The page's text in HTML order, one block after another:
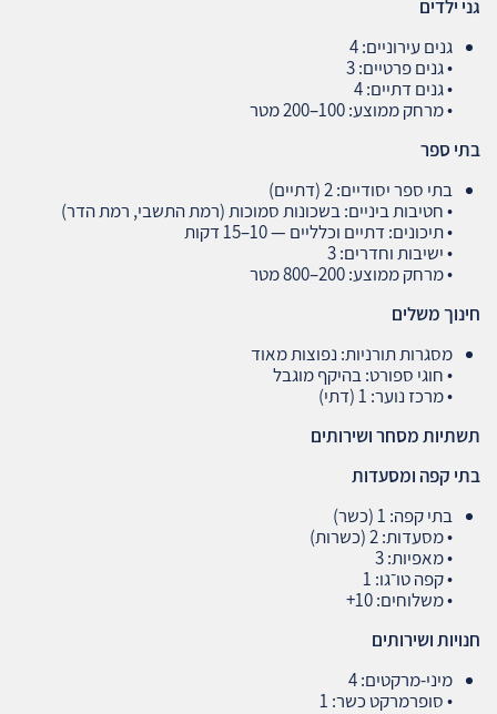
גני ילדים
גנים עירוניים: 4
• גנים פרטיים: 3
• גנים דתיים: 4
• מרחק ממוצע: 100–200 מטר
בתי ספר
בתי ספר יסודיים: 2 (דתיים)
• חטיבות ביניים: בשכונות סמוכות (רמת התשבי, רמת הדר)
• תיכונים: דתיים וכלליים — 10–15 דקות
• ישיבות וחדרים: 3
• מרחק ממוצע: 200–800 מטר
חינוך משלים
מסגרות תורניות: נפוצות מאוד
• חוגי ספורט: בהיקף מוגבל
• מרכז נוער: 1 (דתי)
תשתיות מסחר ושירותים
בתי קפה ומסעדות
בתי קפה: 1 (כשר)
• מסעדות: 2 (כשרות)
• מאפיות: 3
• קפה טו־גו: 1
• משלוחים: 10+
חנויות ושירותים
מיני‑מרקטים: 4
• סופרמרקט כשר: 1